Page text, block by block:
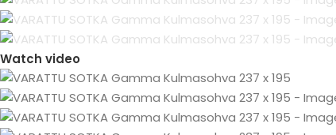
Watch video